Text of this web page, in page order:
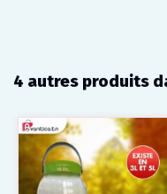
4 autres produits